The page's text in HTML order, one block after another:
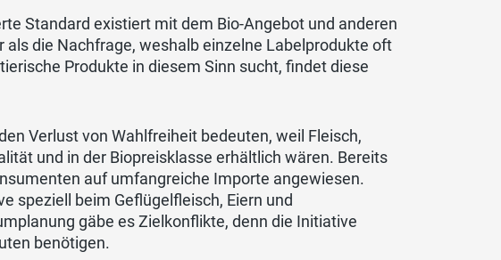
Standard existiert mit dem Bio-Angebot und anderen
die Nachfrage, weshalb einzelne Labelprodukte oft
Produkte in diesem Sinn sucht, findet diese
Verlust von Wahlfreiheit bedeuten, weil Fleisch,
und in der Biopreisklasse erhältlich wären. Bereits
auf umfangreiche Importe angewiesen.
speziell beim Geflügelfleisch, Eiern und
gäbe es Zielkonflikte, denn die Initiative
benötigen.